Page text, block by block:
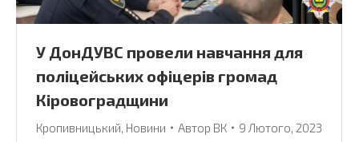
У ДонДУВС провели навчання для
поліцейських офіцерів громад
Кіровоградщини
Кропивницький Новини Автор ВК 9 Лютого, 2023